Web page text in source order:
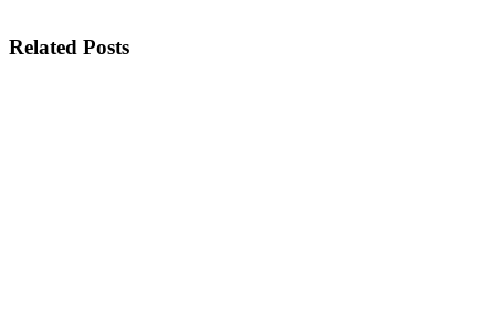
Related Posts